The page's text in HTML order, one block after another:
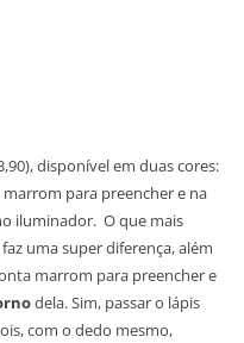
disponível em duas cores:
para preencher e na
iluminador. O que mais
uma super diferença, além
marrom para preencher e
dela. Sim, passar o lápis
com o dedo mesmo,